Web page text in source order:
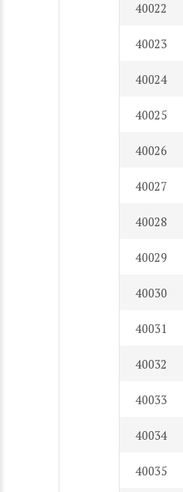
40022
40023
40024
40025
40026
40027
40028
40029
40030
40031
40032
40033
40034
40035